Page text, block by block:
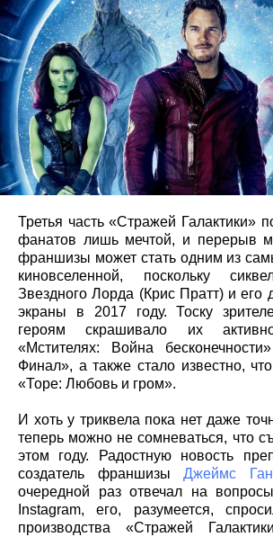
Третья часть «Стражей Галактики»
фанатов лишь мечтой, и перерыв
франшизы может стать одним из
киновселенной, поскольку
Звездного Лорда (Крис Пратт) и его
экраны в 2017 году. Тоску
героям скрашивало их
«Мстителях: Война
Финал», а также стало известно,
«Торе: Любовь и гром».
И хоть у триквела пока нет даже
теперь можно не сомневаться, что
этом году. Радостную новость
создатель франшизы Джеймс
очередной раз отвечал на
Instagram, его, разумеется,
производства «Стражей